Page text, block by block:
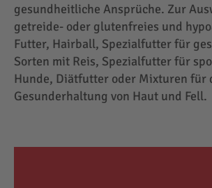
gesundheitliche Ansprüche. Zur
getreide- oder glutenfreies und
Futter, Hairball, Spezialfutter für
Sorten mit Reis, Spezialfutter für
Hunde, Diätfutter oder Mixturen für
Gesunderhaltung von Haut und Fell.